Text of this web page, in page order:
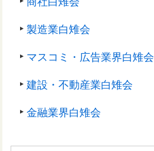
製造業白雉会
マスコミ・広告業界白雉会
建設・不動産業白雉会
金融業界白雉会